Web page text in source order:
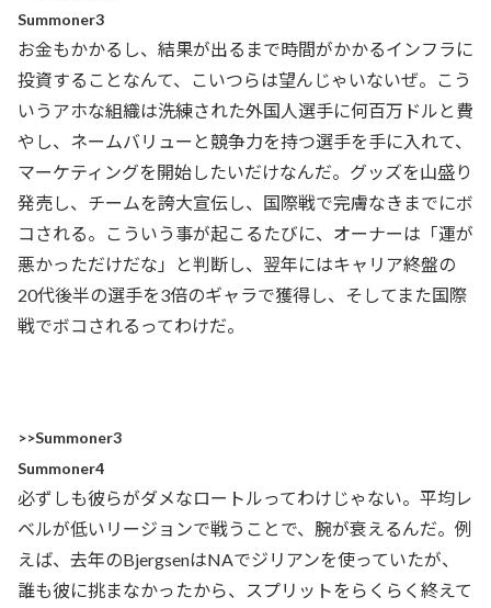
Summoner3
お金もかかるし、結果が出るまで時間がかかるインフラに
投資することなんて、こいつらは望んじゃいないぜ。こう
いうアホな組織は洗練された外国人選手に何百万ドルと費
やし、ネームバリューと競争力を持つ選手を手に入れて、
マーケティングを開始したいだけなんだ。グッズを山盛り
発売し、チームを誇大宣伝し、国際戦で完膚なきまでにボ
コされる。こういう事が起こるたびに、オーナーは「運が
悪かっただけだな」と判断し、翌年にはキャリア終盤の
20代後半の選手を3倍のギャラで獲得し、そしてまた国際
戦でボコされるってわけだ。
>>Summoner3
Summoner4
必ずしも彼らがダメなロートルってわけじゃない。平均レ
ベルが低いリージョンで戦うことで、腕が衰えるんだ。例
えば、去年のBjergsenはNAでジリアンを使っていたが、
誰も彼に挑まなかったから、スプリットをらくらく終えて